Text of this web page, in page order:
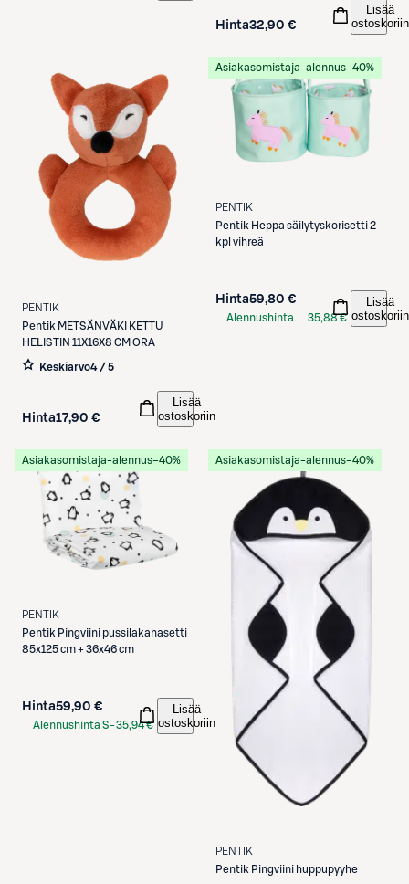
Hinta32,90 €
Lisää
ostoskoriin
PENTIK
Pentik METSÄNVÄKI KETTU
HELISTIN 11X16X8 CM ORA
Keskiarvo4 / 5
Hinta17,90 €
Lisää
ostoskoriin
Asiakasomistaja-alennus−40%
PENTIK
Pentik Heppa säilytyskorisetti 2
kpl vihreä
Hinta59,80 €
Alennushinta
35,88 €
Lisää
ostoskoriin
Asiakasomistaja-alennus−40%
PENTIK
Pentik Pingviini pussilakanasetti
85x125 cm + 36x46 cm
Hinta59,90 €
Alennushinta S-35,94 €
Lisää
ostoskoriin
Asiakasomistaja-alennus−40%
PENTIK
Pentik Pingviini huppupyyhe